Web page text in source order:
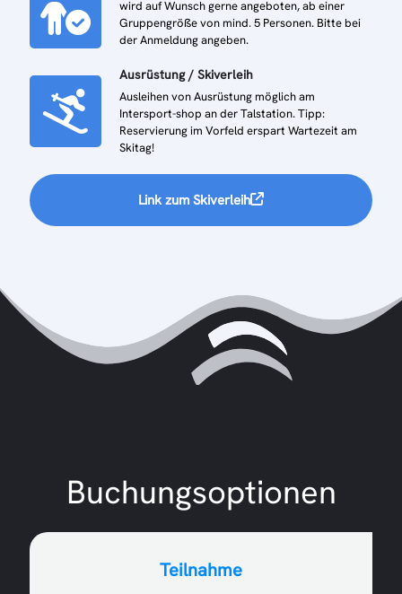
wird auf Wunsch gerne angeboten, ab einer
Gruppengröße von mind. 5 Personen. Bitte bei
der Anmeldung angeben.
Ausrüstung / Skiverleih
Ausleihen von Ausrüstung möglich am
Intersport-shop an der Talstation. Tipp:
Reservierung im Vorfeld erspart Wartezeit am
Skitag!
Link zum Skiverleih
Buchungsoptionen
Teilnahme